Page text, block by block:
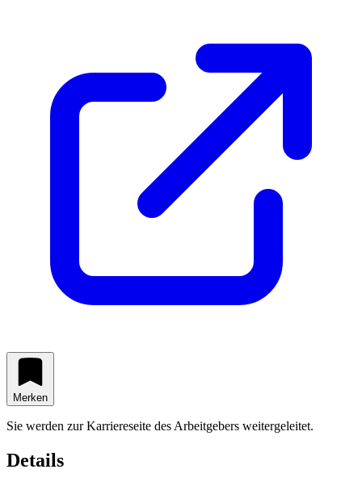
Merken
Sie werden zur Karriereseite des Arbeitgebers weitergeleitet.
Details